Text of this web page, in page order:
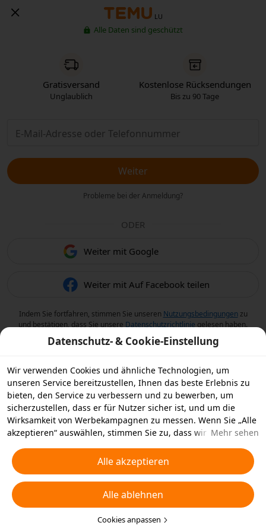
LU
Alle Daten sind geschützt
Gratisversand
Unglaublich
Kostenlose Rücksendungen
Bis zu 90 Tage
Weiter
Probleme bei der Anmeldung?
ODER
Weiter mit Google
Weiter mit Auf Facebook teilen
Indem Sie fortfahren, stimmen Sie unseren Nutzungsbedingungen zu
und bestätigen, dass Sie unsere Datenschutzrichtlinie gelesen haben.
Datenschutz- & Cookie-Einstellung
Wir verwenden Cookies und ähnliche Technologien, um
unseren Service bereitzustellen, Ihnen das beste Erlebnis zu
bieten, den Service zu verbessern und zu bewerben, um
sicherzustellen, dass er für Nutzer sicher ist, und um die
Wirksamkeit von Werbekampagnen zu messen. Wenn Sie „Alle
akzeptieren“ auswählen, stimmen Sie zu, dass wir und die
ähnliche Technologien für Werbezwecke auf Ihrem Gerät
speichern. Alternativ können Sie auch über „Alle ablehnen“
nicht notwendige Cookies ablehnen oder auswählen, welche
Arten von Cookies Sie akzeptieren oder deaktivieren möchten,
indem Sie unten oder jederzeit in Ihren
Datenschutzeinstellungen auf „Cookies anpassen“ klicken.
Mehr sehen
Alle akzeptieren
Alle ablehnen
Cookies anpassen